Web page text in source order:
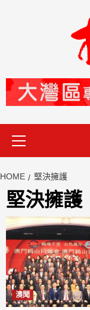
HOME 堅決擁護
堅決擁護
澳聞